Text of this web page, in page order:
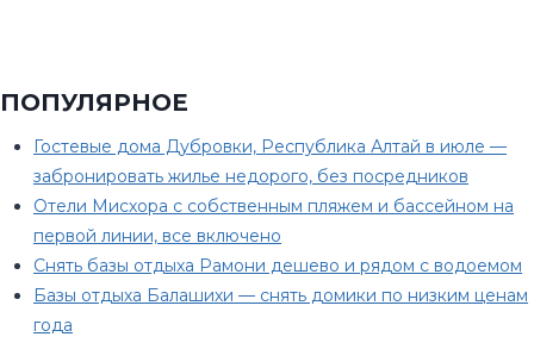
ПОПУЛЯРНОЕ
Гостевые дома Дубровки, Республика Алтай в июле —
забронировать жилье недорого, без посредников
Отели Мисхора с собственным пляжем и бассейном на
первой линии, все включено
Снять базы отдыха Рамони дешево и рядом с водоемом
Базы отдыха Балашихи — снять домики по низким ценам
года